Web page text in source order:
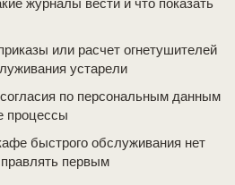
журналы вести и что показать
или расчет огнетушителей
устарели
по персональным данным
процессы
быстрого обслуживания нет
первым